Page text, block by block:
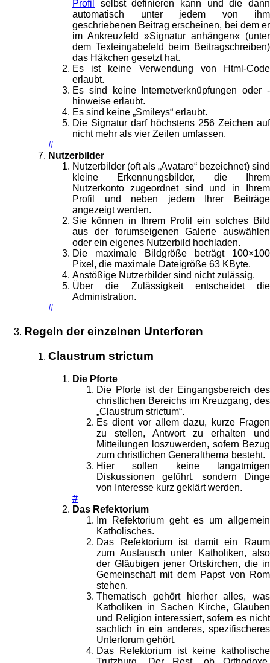
Profil
selbst definieren kann und die dann
automatisch unter jedem von ihm
geschriebenen Beitrag erscheinen, bei dem er
im Ankreuzfeld »Signatur anhängen« (unter
dem Texteingabefeld beim Beitragschreiben)
das Häkchen gesetzt hat.
Es ist keine Verwendung von Html-Code
erlaubt.
Es sind keine Internetverknüpfungen oder -
hinweise erlaubt.
Es sind keine „Smileys“ erlaubt.
Die Signatur darf höchstens 256 Zeichen auf
nicht mehr als vier Zeilen umfassen.
#
Nutzerbilder
Nutzerbilder (oft als „Avatare“ bezeichnet) sind
kleine Erkennungsbilder, die Ihrem
Nutzerkonto zugeordnet sind und in Ihrem
Profil und neben jedem Ihrer Beiträge
angezeigt werden.
Sie können in Ihrem Profil ein solches Bild
aus der forumseigenen Galerie auswählen
oder ein eigenes Nutzerbild hochladen.
Die maximale Bildgröße beträgt 100×100
Pixel, die maximale Dateigröße 63 KByte.
Anstößige Nutzerbilder sind nicht zulässig.
Über die Zulässigkeit entscheidet die
Administration.
#
Regeln der einzelnen Unterforen
Claustrum strictum
Die Pforte
Die Pforte ist der Eingangsbereich des
christlichen Bereichs im Kreuzgang, des
„Claustrum strictum“.
Es dient vor allem dazu, kurze Fragen
zu stellen, Antwort zu erhalten und
Mitteilungen loszuwerden, sofern Bezug
zum christlichen Generalthema besteht.
Hier sollen keine langatmigen
Diskussionen geführt, sondern Dinge
von Interesse kurz geklärt werden.
#
Das Refektorium
Im Refektorium geht es um allgemein
Katholisches.
Das Refektorium ist damit ein Raum
zum Austausch unter Katholiken, also
der Gläubigen jener Ortskirchen, die in
Gemeinschaft mit dem Papst von Rom
stehen.
Thematisch gehört hierher alles, was
Katholiken in Sachen Kirche, Glauben
und Religion interessiert, sofern es nicht
sachlich in ein anderes, spezifischeres
Unterforum gehört.
Das Refektorium ist keine katholische